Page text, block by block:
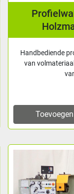
Handbediende
van